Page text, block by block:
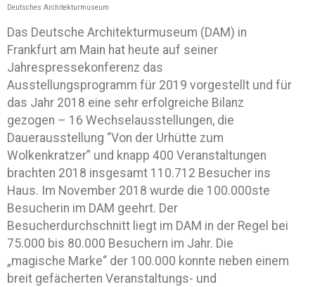
Deutsches Architekturmuseum
Das Deutsche Architekturmuseum (DAM) in
Frankfurt am Main hat heute auf seiner
Jahrespressekonferenz das
Ausstellungsprogramm für 2019 vorgestellt und für
das Jahr 2018 eine sehr erfolgreiche Bilanz
gezogen – 16 Wechselausstellungen, die
Dauerausstellung “Von der Urhütte zum
Wolkenkratzer” und knapp 400 Veranstaltungen
brachten 2018 insgesamt 110.712 Besucher ins
Haus. Im November 2018 wurde die 100.000ste
Besucherin im DAM geehrt. Der
Besucherdurchschnitt liegt im DAM in der Regel bei
75.000 bis 80.000 Besuchern im Jahr. Die
„magische Marke“ der 100.000 konnte neben einem
breit gefächerten Veranstaltungs- und